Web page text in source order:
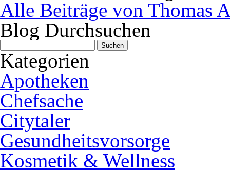
Alle Beiträge von Thomas
Blog Durchsuchen
Suchen
nach:
Kategorien
Apotheken
Chefsache
Citytaler
Gesundheitsvorsorge
Kosmetik & Wellness